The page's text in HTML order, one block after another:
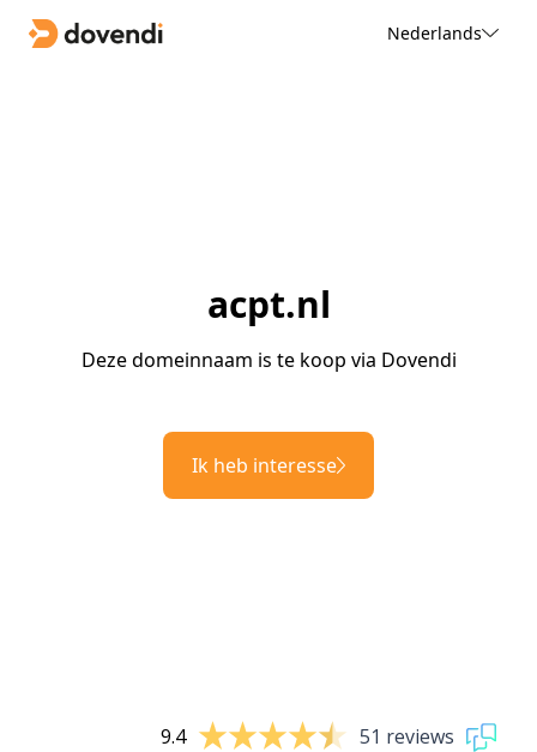
Nederlands
acpt.nl
Deze domeinnaam is te koop via Dovendi
Ik heb interesse
9.4 51 reviews